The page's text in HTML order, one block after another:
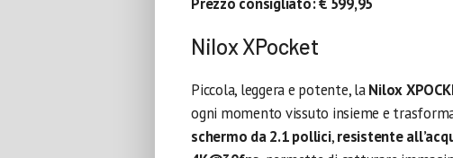
Nilox XPocket
Piccola, leggera e potente, laNilox
ogni momento vissuto insieme e
schermo da 2.1 pollici,resistente